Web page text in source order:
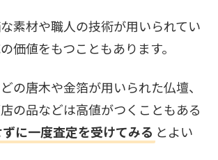
素材や職人の技術が用いられてい
価値をもつこともあります。
の唐木や金箔が用いられた仏壇、
の品などは高値がつくこともある
に一度査定を受けてみる とよい